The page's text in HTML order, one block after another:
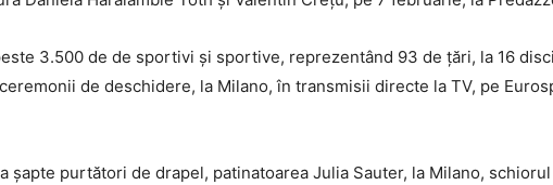
3.500 de de sportivi și sportive, reprezentând 93 de țări, la 16
de deschidere, la Milano, în transmisii directe la TV, pe
șapte purtători de drapel, patinatoarea Julia Sauter, la Milano,